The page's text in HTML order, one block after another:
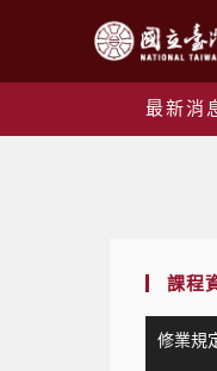
最新消
課程
修業規